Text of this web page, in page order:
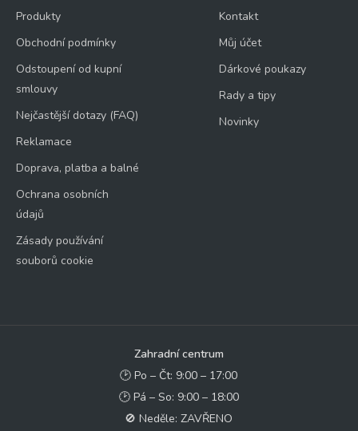
Produkty
Obchodní podmínky
Odstoupení od kupní
smlouvy
Nejčastější dotazy (FAQ)
Reklamace
Doprava, platba a balné
Ochrana osobních
údajů
Zásady používání
souborů cookie
Kontakt
Můj účet
Dárkové poukazy
Rady a tipy
Novinky
Zahradní centrum
🕑 Po – Čt: 9:00 – 17:00
🕑 Pá – So: 9:00 – 18:00
🚫 Neděle: ZAVŘENO